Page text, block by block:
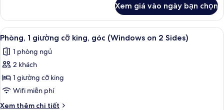
king
Phòng
Suite,
1
giường
cỡ
king
Xem giá vào ngày bạn chọn
Xem
tất
cả
ảnh
Phòng,
1
giường
Bộ trải giường bằng vải cotton Ai
6
Phòng, 1 giường cỡ king, góc (Windows on 2 Sides)
1 phòng ngủ
2 khách
1 giường cỡ king
Wifi miễn phí
Xem thêm chi tiết
Chi